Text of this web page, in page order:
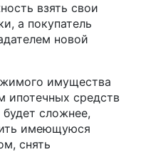
взять свои
а покупатель
новой
имущества
ипотечных средств
сложнее,
имеющуюся
снять